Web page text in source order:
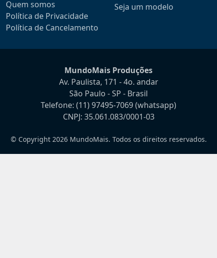
Quem somos
Política de Privacidade
Política de Cancelamento
Seja um modelo
MundoMais Produções
Av. Paulista, 171 - 4o. andar
São Paulo - SP - Brasil
Telefone: (11) 97495-7069(whatsapp)
CNPJ: 35.061.083/0001-03
© Copyright 2026 MundoMais. Todos os direitos reservados.